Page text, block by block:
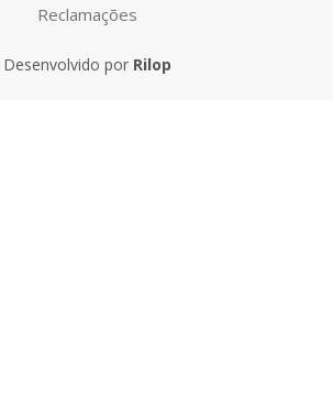
Desenvolvido por Rilop